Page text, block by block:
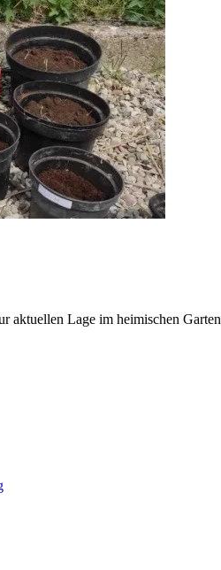
aktuellen Lage im heimischen Garten